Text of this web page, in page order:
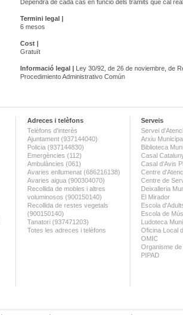
Dependrà de cada cas en funció dels tràmits que cal
Termini legal |
6 mesos
Cost |
Gratuït
Informació legal | Ley 30/92, de 26 de noviembre, de
Procedimiento Administrativo Común
Adreces i telèfons
Telèfons d'interès
Ajuntament (937144040)
Policia (937144830)
Emergències (112)
Ambulàncies (061)
Avaries enllumenat (686216138)
Avaries aigua (900304070)
Recollida de mobles i altres
voluminosos (900150140)
Recollida de restes vegetals
(900150140)
Tanatori (937471203)
Totes les adreces i telèfons
Serveis
Servei
Arxiu
Biblioteca
Casal
Casal d'Avis
Centre
Centre de
Deixalleria
El Mirador
Escola
Escola de
Ludoteca
Oficina Local
OMIC
Organisme
PIPAD